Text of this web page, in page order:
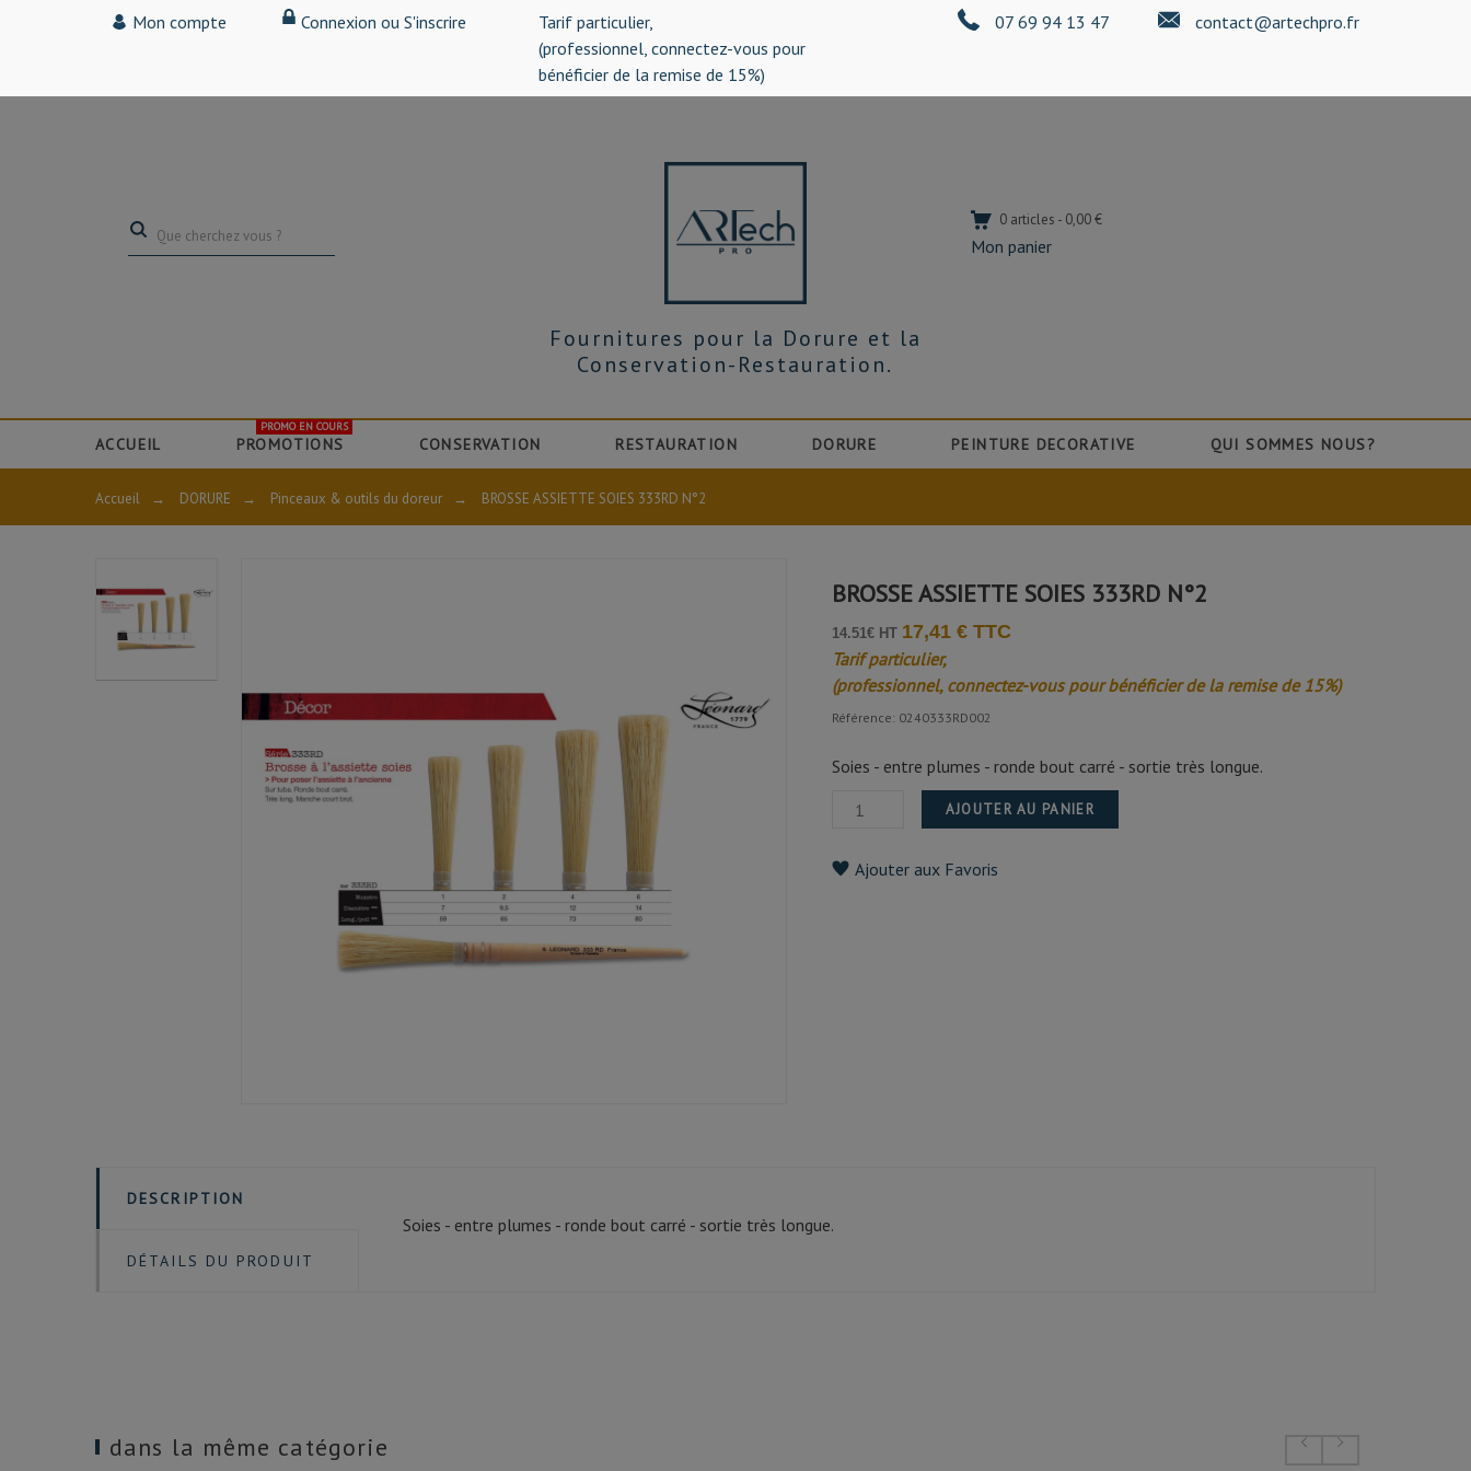
Mon compte Connexion ou S'inscrire
Tarif particulier,
(professionnel, connectez-vous pour
bénéficier de la remise de 15%)
07 69 94 13 47 contact@artechpro.fr
0 articles - 0,00 €
Mon panier
Fournitures pour la Dorure et la
Conservation-Restauration.
ACCUEIL PROMOTIONS
PROMO EN COURS
CONSERVATION RESTAURATION DORURE PEINTURE DECORATIVE QUI SOMMES NOUS?
Accueil → DORURE → Pinceaux & outils du doreur → BROSSE ASSIETTE SOIES 333RD N°2
BROSSE ASSIETTE SOIES 333RD N°2
14.51€ HT 17,41 € TTC
Tarif particulier,
(professionnel, connectez-vous pour bénéficier de la remise de 15%)
Référence: 0240333RD002
Soies - entre plumes - ronde bout carré - sortie très longue.
AJOUTER AU PANIER
Ajouter aux Favoris
DESCRIPTION
DÉTAILS DU PRODUIT
Soies - entre plumes - ronde bout carré - sortie très longue.
dans la même catégorie